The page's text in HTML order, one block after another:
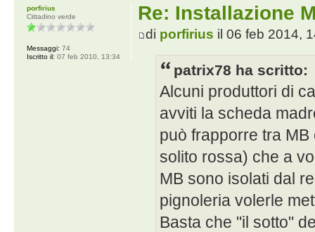
Re: Installazione
di porfirius il 06 feb 2014,
patrix78 ha scritto:
Alcuni produttori di
avviti la scheda
può frapporre tra
solito rossa) che a
MB sono isolati dal
pignoleria volerle
Basta che "il sotto"
porfirius
Cittadino verde
Messaggi: 74
Iscritto il: 07 feb 2010, 13:34